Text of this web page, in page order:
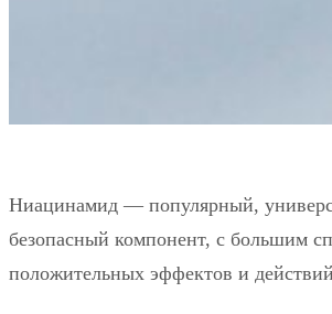
Ниацинамид — популярный,
безопасный компонент, с большим
положительных эффектов и